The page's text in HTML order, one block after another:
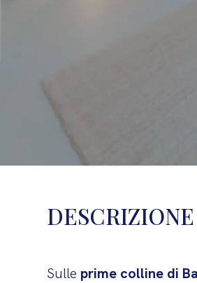
DESCRIZIONE
Sulle prime colline di